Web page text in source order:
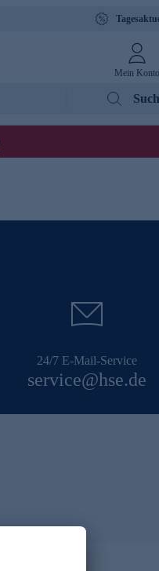
Mein Konto
24/7 E-Mail-Service
service@hse.de